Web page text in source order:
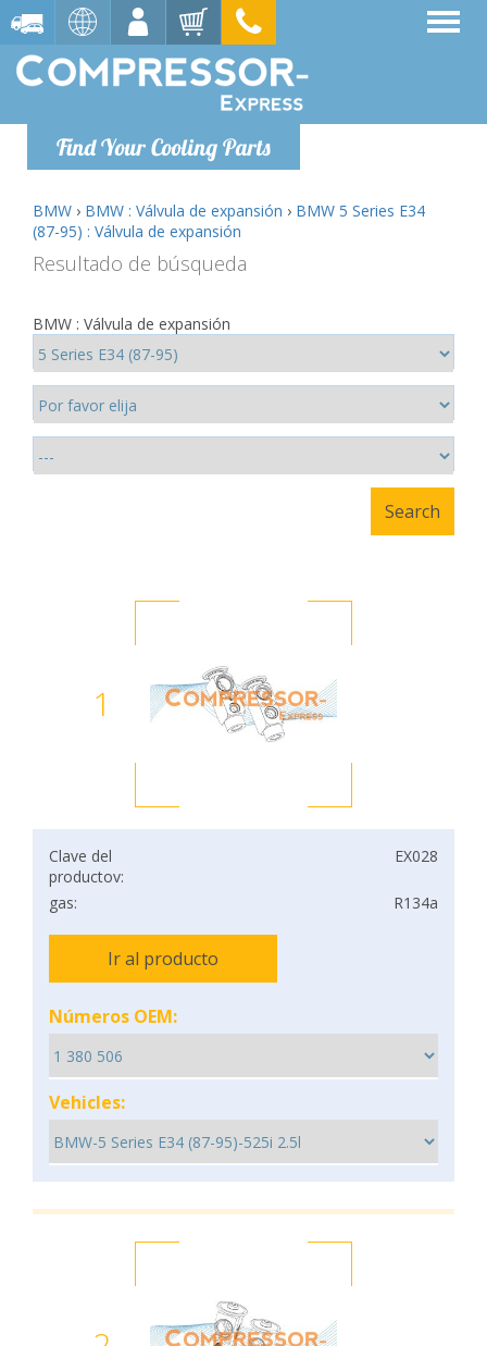
Find Your Cooling Parts
BMW › BMW : Válvula de expansión › BMW 5 Series E34
(87-95) : Válvula de expansión
Resultado de búsqueda
BMW : Válvula de expansión
1
Clave del
productov:
EX028
gas: R134a
Ir al producto
Números OEM:
Vehicles: